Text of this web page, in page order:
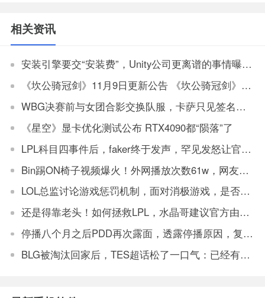
相关资讯
安装引擎要交“安装费”，Unity公司更离谱的事情曝光了
《坎公骑冠剑》11月9日更新公告 《坎公骑冠剑》11月9日更新一览
WBG决赛前与女团合影交换队服，卡萨只见签名不见人
《星空》显卡优化测试公布 RTX4090都“陨落”了
LPL科目四事件后，faker终于发声，罕见发怒让官方解决
Bin踢ON椅子视频爆火！外网播放次数61w，网友：坏事传千里
LOL总监讨论游戏惩罚机制，面对消极游戏，是否要永久封机器？
还是得靠老头！如何拯救LPL，水晶哥建议官方由观众投票让老头复出打比赛
停播八个月之后PDD再次露面，透露停播原因，复播将不会在斗鱼
BLG被淘汰回家后，TES超话松了一口气：已经有垫底得了